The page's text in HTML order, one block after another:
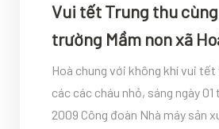
Vui tết Trung thu
trường Mầm non xã
Hoà chung với không khí vui
các các cháu nhỏ, sáng ngày 01
2009 Công đoàn Nhà máy sản